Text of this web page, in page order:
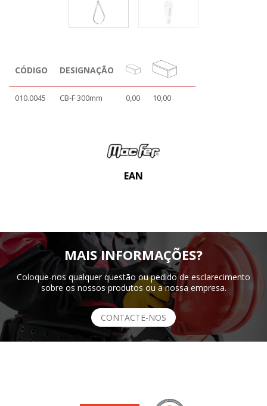
CÓDIGO DESIGNAÇÃO
010.0045 CB-F 300mm 0,00 10,00
EAN
MAIS INFORMAÇÕES?
Coloque-nos qualquer questão ou pedido de esclarecimento
sobre os nossos produtos ou a nossa empresa.
CONTACTE-NOS